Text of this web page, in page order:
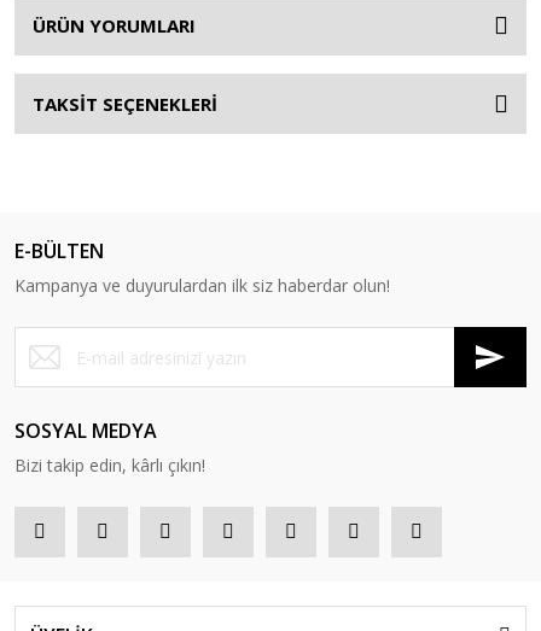
ÜRÜN YORUMLARI
TAKSİT SEÇENEKLERİ
E-BÜLTEN
Kampanya ve duyurulardan ilk siz haberdar olun!
SOSYAL MEDYA
Bizi takip edin, kârlı çıkın!